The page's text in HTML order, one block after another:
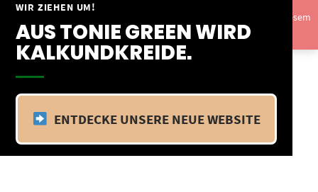
WIR ZIEHEN UM!
AUS TONIE GREEN WIRD
KALKUNDKREIDE.
ENTDECKE UNSERE NEUE WEBSITE
Springe
Inhalt
Vom 09.04.25 - 20.04.25 befinden wir uns im Betriebsurlaub. In diesem
Zeitraum findet kein Versand statt.Ausblenden